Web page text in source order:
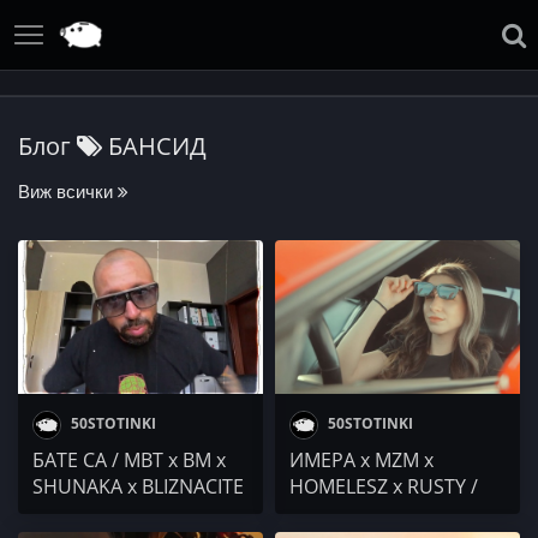
Блог БАНСИД
Виж всички
50STOTINKI
БАТЕ СА / MBT x BM x
SHUNAKA x BLIZNACITE
50STOTINKI
ИМЕРА х MZM х
HOMELESZ x RUSTY /